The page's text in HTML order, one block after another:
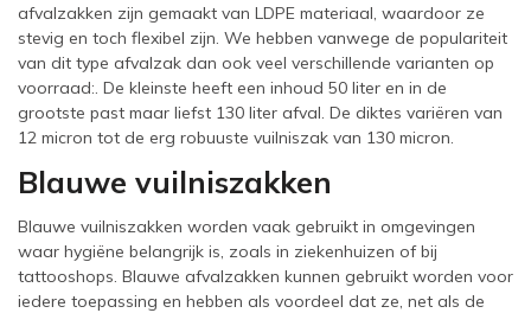
afvalzakken zijn gemaakt van LDPE materiaal, waardoor ze
stevig en toch flexibel zijn. We hebben vanwege de populariteit
van dit type afvalzak dan ook veel verschillende varianten op
voorraad:. De kleinste heeft een inhoud 50 liter en in de
grootste past maar liefst 130 liter afval. De diktes variëren van
12 micron tot de erg robuuste vuilniszak van 130 micron.
Blauwe vuilniszakken
Blauwe vuilniszakken worden vaak gebruikt in omgevingen
waar hygiëne belangrijk is, zoals in ziekenhuizen of bij
tattooshops. Blauwe afvalzakken kunnen gebruikt worden voor
iedere toepassing en hebben als voordeel dat ze, net als de